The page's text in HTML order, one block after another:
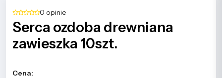
0 opinie
Serca ozdoba drewniana
zawieszka 10szt.
Cena: